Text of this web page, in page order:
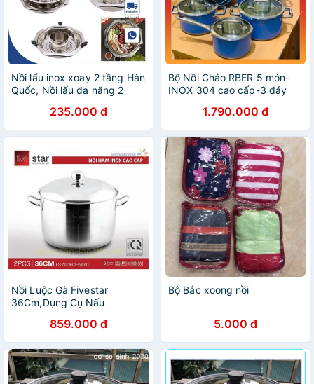
Nồi lẩu inox xoay 2 tầng Hàn
Quốc, Nồi lẩu đa năng 2
bếp gas, Xoong inox 304 ăn
lẩu
235.000 đ
Bộ Nồi Chảo RBER 5 món-
INOX 304 cao cấp-3 đáy
,nồi,chảo đun bếp từ tốt,đẹp
chính hãng,giá rẻ
1.790.000 đ
Nồi Luộc Gà Fivestar
36Cm,Dụng Cụ Nấu
Bếp Từ,Sáng
Bóng,Dày,Đẹp,Chính
Hãng,BH 5 NĂM
859.000 đ
Bộ Bắc xoong nồi
5.000 đ